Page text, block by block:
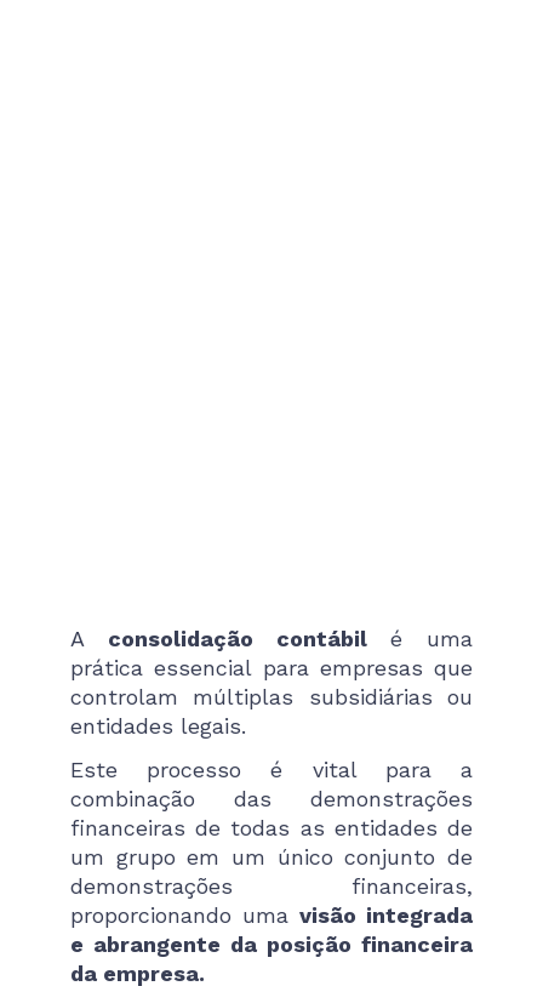
A consolidação contábil é uma
prática essencial para empresas que
controlam múltiplas subsidiárias ou
entidades legais.
Este processo é vital para a
combinação das demonstrações
financeiras de todas as entidades de
um grupo em um único conjunto de
demonstrações financeiras,
proporcionando uma visão integrada
e abrangente da posição financeira
da empresa.